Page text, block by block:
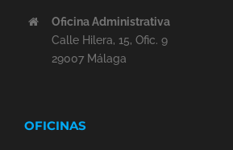
Oficina Administrativa
Calle Hilera, 15, Ofic. 9
29007 Málaga
OFICINAS